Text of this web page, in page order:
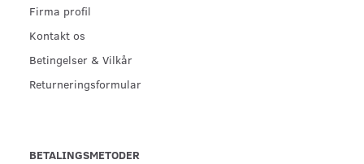
Firma profil
Kontakt os
Betingelser & Vilkår
Returneringsformular
BETALINGSMETODER